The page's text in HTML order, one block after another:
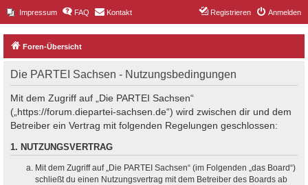
Impressum FAQ Kontakt Anmelden
Registrieren
Foren-Übersicht
Die PARTEI Sachsen - Nutzungsbedingungen
Mit dem Zugriff auf „Die PARTEI Sachsen“
(„https://forum.diepartei-sachsen.de“) wird zwischen dir und dem
Betreiber ein Vertrag mit folgenden Regelungen geschlossen:
1. NUTZUNGSVERTRAG
Mit dem Zugriff auf „Die PARTEI Sachsen“ (im Folgenden „das Board“)
schließt du einen Nutzungsvertrag mit dem Betreiber des Boards ab